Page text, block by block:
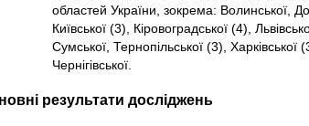
областей України, зокрема: Волинської,
Київської (3), Кіровоградської (4),
Сумської, Тернопільської (3),
Чернігівської.
результати досліджень